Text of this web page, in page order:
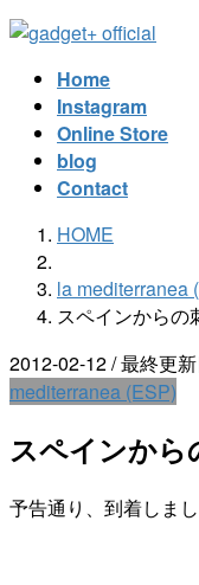
コ
ナ
Home
Instagram
Online Store
blog
Contact
HOME
la mediterranea
スペインからの
2012-02-12/ 最終更
mediterranea (ESP)
スペインから
予告通り、到着しま